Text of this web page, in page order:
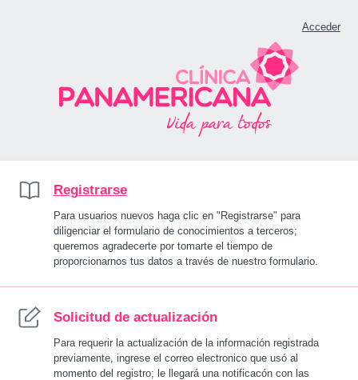
Acceder
Registrarse
Para usuarios nuevos haga clic en "Registrarse" para
diligenciar el formulario de conocimientos a terceros;
queremos agradecerte por tomarte el tiempo de
proporcionarnos tus datos a través de nuestro formulario.
Solicitud de actualización
Para requerir la actualización de la información registrada
previamente, ingrese el correo electronico que usó al
momento del registro; le llegará una notificacón con las